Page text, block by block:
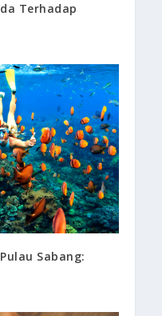
Terhadap
Sabang: